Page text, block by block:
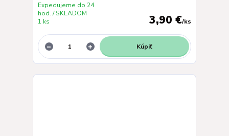
3,90 €/ks
Expedujeme do 24
hod. / SKLADOM
1 ks
Kúpiť